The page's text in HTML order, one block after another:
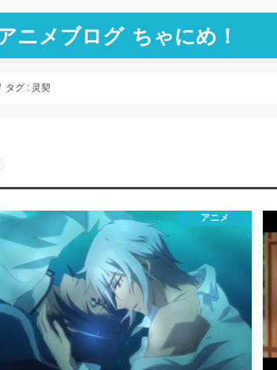
ニメブログ ちゃにめ！
タグ : 灵契
アニメ